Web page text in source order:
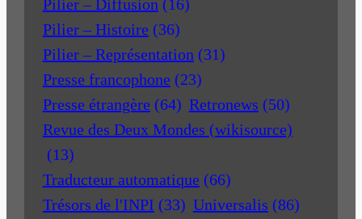
Pilier – Diffusion (16)
Pilier – Histoire (36)
Pilier – Représentation (31)
Presse francophone (23)
Presse étrangère (64) Retronews (50)
Revue des Deux Mondes (wikisource)
(13)
Traducteur automatique (66)
Trésors de l'INPI (33) Universalis (86)